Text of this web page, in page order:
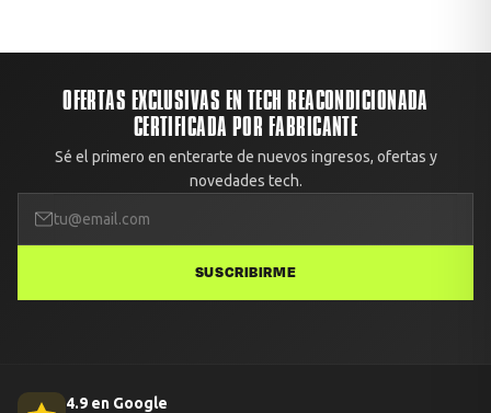
OFERTAS EXCLUSIVAS EN TECH REACONDICIONADA
CERTIFICADA POR FABRICANTE
Sé el primero en enterarte de nuevos ingresos, ofertas y
novedades tech.
SUSCRIBIRME
4.9 en Google